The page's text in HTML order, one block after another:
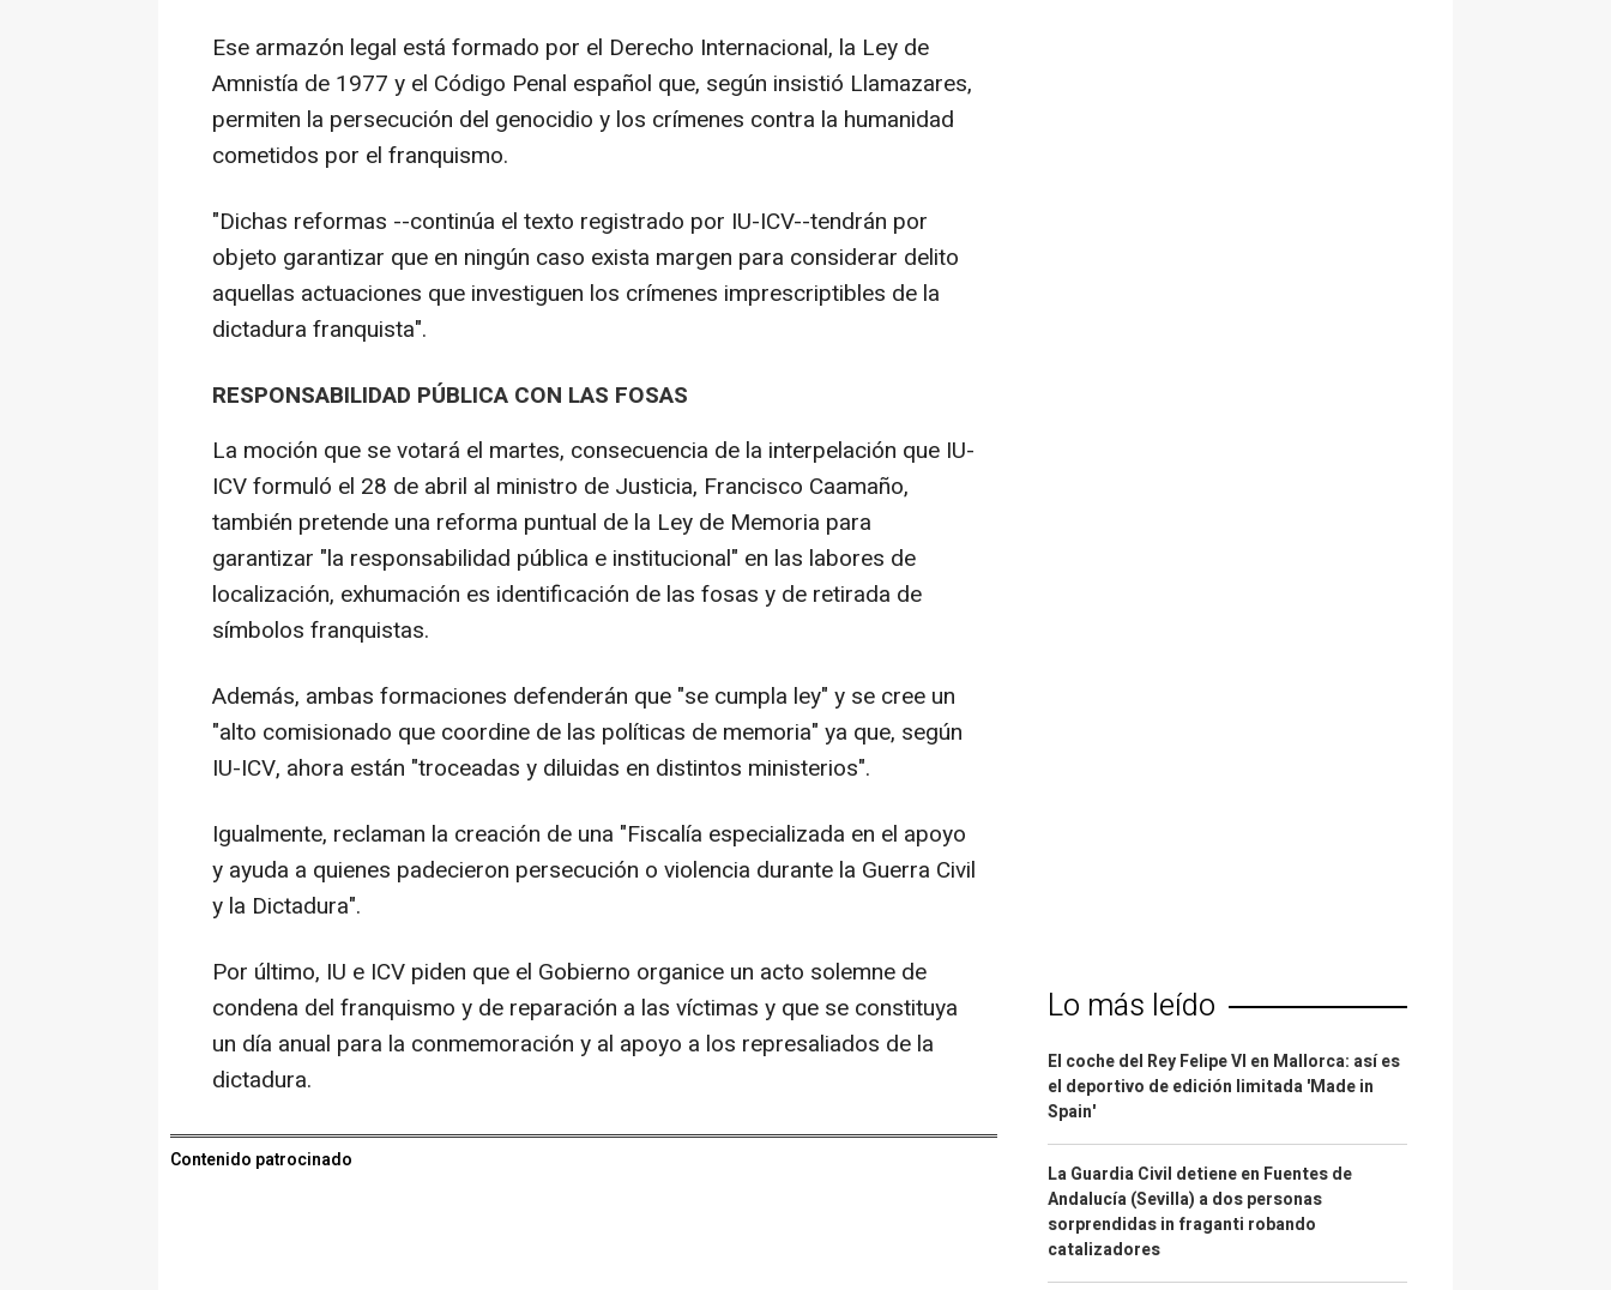
Ese armazón legal está formado por el Derecho Internacional, la Ley de
Amnistía de 1977 y el Código Penal español que, según insistió Llamazares,
permiten la persecución del genocidio y los crímenes contra la humanidad
cometidos por el franquismo.
"Dichas reformas --continúa el texto registrado por IU-ICV--tendrán por
objeto garantizar que en ningún caso exista margen para considerar delito
aquellas actuaciones que investiguen los crímenes imprescriptibles de la
dictadura franquista".
RESPONSABILIDAD PÚBLICA CON LAS FOSAS
La moción que se votará el martes, consecuencia de la interpelación que IU-
ICV formuló el 28 de abril al ministro de Justicia, Francisco Caamaño,
también pretende una reforma puntual de la Ley de Memoria para
garantizar "la responsabilidad pública e institucional" en las labores de
localización, exhumación es identificación de las fosas y de retirada de
símbolos franquistas.
Además, ambas formaciones defenderán que "se cumpla ley" y se cree un
"alto comisionado que coordine de las políticas de memoria" ya que, según
IU-ICV, ahora están "troceadas y diluidas en distintos ministerios".
Igualmente, reclaman la creación de una "Fiscalía especializada en el apoyo
y ayuda a quienes padecieron persecución o violencia durante la Guerra Civil
y la Dictadura".
Por último, IU e ICV piden que el Gobierno organice un acto solemne de
condena del franquismo y de reparación a las víctimas y que se constituya
un día anual para la conmemoración y al apoyo a los represaliados de la
dictadura.
Contenido patrocinado
Lo más leído
El coche del Rey Felipe VI en Mallorca: así es
el deportivo de edición limitada 'Made in
Spain'
La Guardia Civil detiene en Fuentes de
Andalucía (Sevilla) a dos personas
sorprendidas in fraganti robando
catalizadores